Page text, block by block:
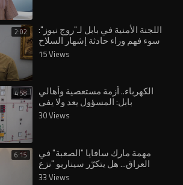
2:02 اللجنة الأمنية في بابل لـ"روج نيوز":
سوء فهم وراء حادثة إشهار السلاح
بوجه المحافظ
15 Views
4:58 الكهرباء.. أزمة مستعصية وأهالي
بابل: المسؤول يعد ولا يفي
30 Views
6:15 مهمة مارك سافايا "الصعبة" في
العراق... هل يتكرّر سيناريو "نزع
33 Views